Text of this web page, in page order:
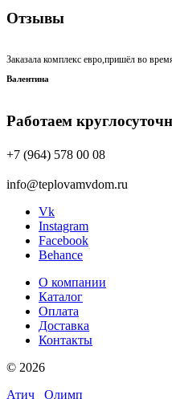
Отзывы
Заказала комплекс евро,пришёл во
Валентина
Работаем
+7 (964) 578 00 08
info@teplovamvdom.ru
Vk
Instagram
Facebook
Behance
О компании
Каталог
Оплата
Доставка
Контакты
© 2026
Атич
Олимп